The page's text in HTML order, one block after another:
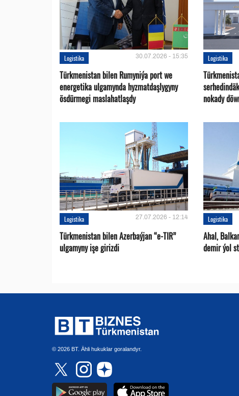
Logistika 30.07.2026 - 15:35
Türkmenistan bilen Rumyniýa port we
energetika ulgamynda hyzmatdaşlygyny
ösdürmegi maslahatlaşdy
Logistika
nokady
Logistika 27.07.2026 - 12:14
Türkmenistan bilen Azerbaýjan “e-TIR”
ulgamyny işe girizdi
Logistika
Ahal,
demir ýol
© 2026 BT. Ähli hukuklar goralandyr.